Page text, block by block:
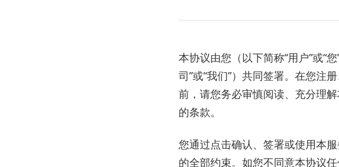
本协议由您（以下简称“用户”或“
司”或“我们”）共同签署。在您注
前，请您务必审慎阅读、充分理
的条款。
您通过点击确认、签署或使用本
的全部约束。如您不同意本协议